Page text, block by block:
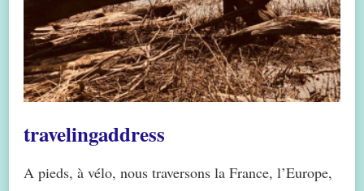
travelingaddress
A pieds, à vélo, nous traversons la France, l’Europe,